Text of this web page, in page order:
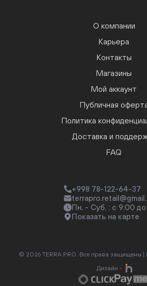
О компании
Карьера
Контакты
Магазины
Мой аккаунт
Публичная
Политика
Доставка и
FAQ
+998 78-122-64-37
Пн. - Суб. : с 9:00 до
Показать на карте
© 2026 TERRA PRO. Все права защищены |
Дизайн -